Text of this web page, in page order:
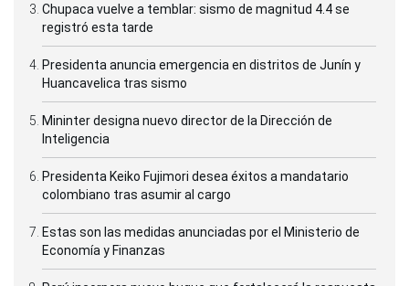
Chupaca vuelve a temblar: sismo de magnitud 4.4 se
registró esta tarde
Presidenta anuncia emergencia en distritos de Junín y
Huancavelica tras sismo
Mininter designa nuevo director de la Dirección de
Inteligencia
Presidenta Keiko Fujimori desea éxitos a mandatario
colombiano tras asumir al cargo
Estas son las medidas anunciadas por el Ministerio de
Economía y Finanzas